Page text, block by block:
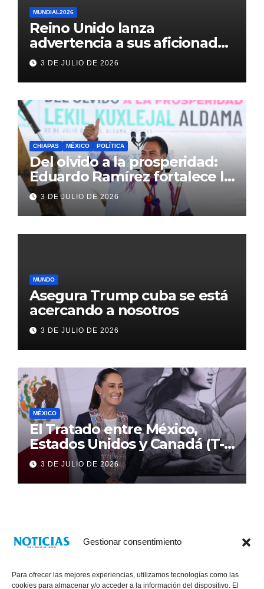
Gestionar consentimiento
Para ofrecer las mejores experiencias, utilizamos tecnologías como las
cookies para almacenar y/o acceder a la información del dispositivo. El
MUNDIAL2026
Reino Unido lanza
advertencia a sus aficionados
antes del México vs
Inglaterra en el Mundial 2026
3 DE JULIO DE 2026
CHIAPAS MÉXICO POLÍTICA
Del olvido a la prosperidad:
Eduardo Ramírez fortalece la
transformación de Aldama
con inversión histórica
3 DE JULIO DE 2026
MUNDO
Asegura Trump cuba se está
acercando a nosotros
3 DE JULIO DE 2026
MÉXICO
El Tratado entre México,
Estados Unidos y Canadá (T-
MEC) se mantiene hasta el
2036: Presidenta Claudia
Sheinbaum
3 DE JULIO DE 2026